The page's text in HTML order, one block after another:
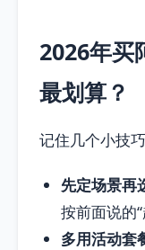
2026年买
最划算？
记住几个小技巧
先定场景再
按前面说的
多用活动套